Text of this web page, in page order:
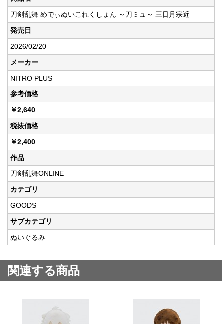
刀剣乱舞 めでぃぬいこれくしょん ～刀ミュ～ 三日月宗近
発売日
2026/02/20
メーカー
NITRO PLUS
参考価格
￥2,640
税抜価格
￥2,400
作品
刀剣乱舞ONLINE
カテゴリ
GOODS
サブカテゴリ
ぬいぐるみ
関連する商品